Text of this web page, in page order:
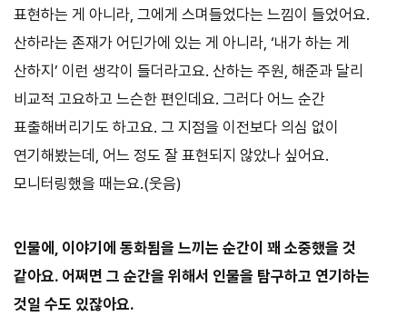
표현하는 게 아니라, 그에게 스며들었다는 느낌이 들었어요.
산하라는 존재가 어딘가에 있는 게 아니라, ‘내가 하는 게
산하지’ 이런 생각이 들더라고요. 산하는 주원, 해준과 달리
비교적 고요하고 느슨한 편인데요. 그러다 어느 순간
표출해버리기도 하고요. 그 지점을 이전보다 의심 없이
연기해봤는데, 어느 정도 잘 표현되지 않았나 싶어요.
모니터링했을 때는요.(웃음)
인물에, 이야기에 동화됨을 느끼는 순간이 꽤 소중했을 것
같아요. 어쩌면 그 순간을 위해서 인물을 탐구하고 연기하는
것일 수도 있잖아요.